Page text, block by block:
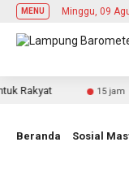
MENU Minggu, 09
15 jam lalu
Beranda Sosial